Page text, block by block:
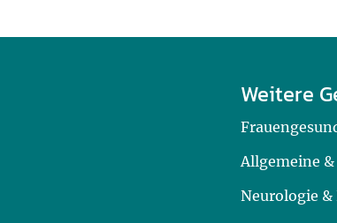
Weitere
Allgemeine
Neurologie &